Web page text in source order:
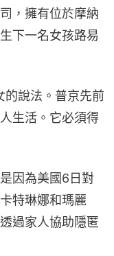
，擁有位於摩納
下一名女孩路易
的說法。普京先前
生活。它必須得
因為美國6日對
特琳娜和瑪麗
過家人協助隱匿